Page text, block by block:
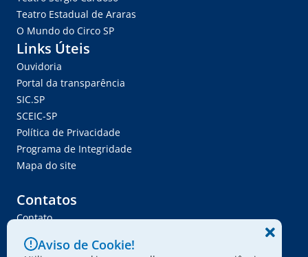
Teatro Estadual de Araras
O Mundo do Circo SP
Links Úteis
Ouvidoria
Portal da transparência
SIC.SP
SCEIC-SP
Política de Privacidade
Programa de Integridade
Mapa do site
Contatos
Contato
Trabalhe Conosco
Ser Fornecedor
Aviso de Cookie!